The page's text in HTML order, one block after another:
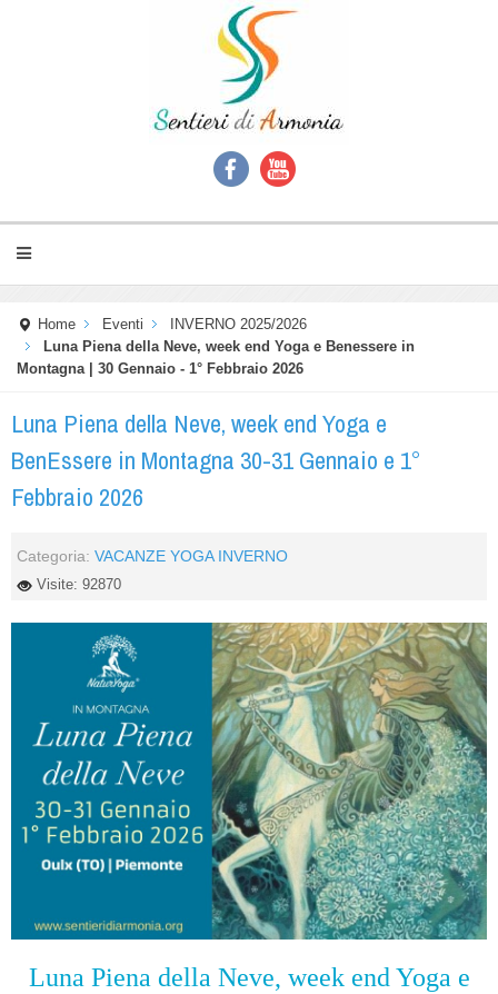
Home Eventi
INVERNO 2025/2026
Luna Piena della Neve, week end Yoga e Benessere in
Montagna | 30 Gennaio - 1° Febbraio 2026
Luna Piena della Neve, week end Yoga e
BenEssere in Montagna 30-31 Gennaio e 1°
Febbraio 2026
Categoria: VACANZE YOGA INVERNO
Visite: 92870
Luna Piena della Neve, week end Yoga e